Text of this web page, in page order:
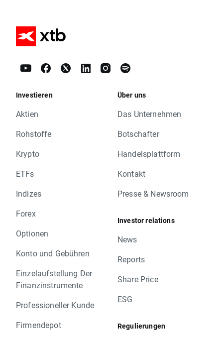
Investieren
Aktien
Rohstoffe
Krypto
ETFs
Indizes
Forex
Optionen
Konto und Gebühren
Einzelaufstellung Der
Finanzinstrumente
Professioneller Kunde
Firmendepot
Über uns
Das Unternehmen
Botschafter
Handelsplattform
Kontakt
Presse & Newsroom
Investor relations
News
Reports
Share Price
ESG
Regulierungen